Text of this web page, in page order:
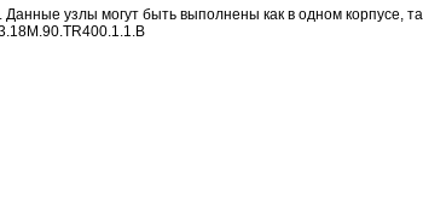
узлы могут быть выполнены как в одном корпусе,